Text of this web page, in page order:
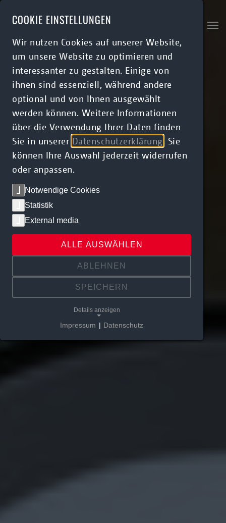
COOKIE EINSTELLUNGEN
Wir nutzen Cookies auf unserer Website,
um unsere Website zu optimieren und
interessanter zu gestalten. Einige von
ihnen sind essenziell, während andere
optional und von Ihnen ausgewählt
werden können. Weitere Informationen
über die Verwendung Ihrer Daten finden
Sie in unserer Datenschutzerklärung . Sie
können Ihre Auswahl jederzeit widerrufen
oder anpassen.
Notwendige Cookies
Statistik
External media
ALLE AUSWÄHLEN
ABLEHNEN
SPEICHERN
Details anzeigen
Impressum | Datenschutz